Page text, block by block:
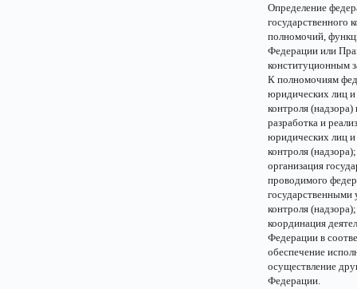
Определение
государственного
полномочий,
Федерации или
конституционным
К полномочиям
юридических лиц и
контроля (надзора)
разработка и
юридических лиц и
контроля (надзора);
организация
проводимого
государственными
контроля (надзора);
координация
Федерации в
обеспечение
осуществление
Федерации.